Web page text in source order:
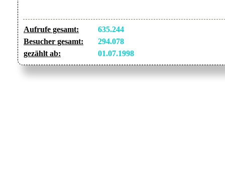
Aufrufe gesamt:
635.244
Besucher gesamt:
294.078
gezählt ab:
01.07.1998